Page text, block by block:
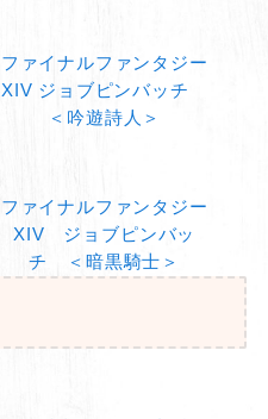
ファイナルファンタジー
XIV ジョブピンバッチ
＜吟遊詩人＞
ファイナルファンタジー
XIV ジョブピンバッ
チ ＜暗黒騎士＞